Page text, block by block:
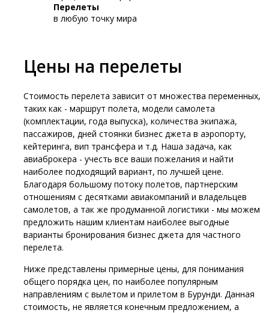
Перелеты
в любую точку мира
Цены на перелеты
Стоимость перелета зависит от множества переменных,
таких как - маршрут полета, модели самолета
(комплектации, года выпуска), количества экипажа,
пассажиров, дней стоянки бизнес джета в аэропорту,
кейтеринга, вип трансфера и т.д. Наша задача, как
авиаброкера - учесть все ваши пожелания и найти
наиболее подходящий вариант, по лучшей цене.
Благодаря большому потоку полетов, партнерским
отношениям с десятками авиакомпаний и владельцев
самолетов, а так же продуманной логистики - мы можем
предложить нашим клиентам наиболее выгодные
варианты бронирования бизнес джета для частного
перелета.
Ниже представлены примерные цены, для понимания
общего порядка цен, по наиболее популярным
направлениям с вылетом и прилетом в Бурунди. Данная
стоимость, не является конечным предложением, а